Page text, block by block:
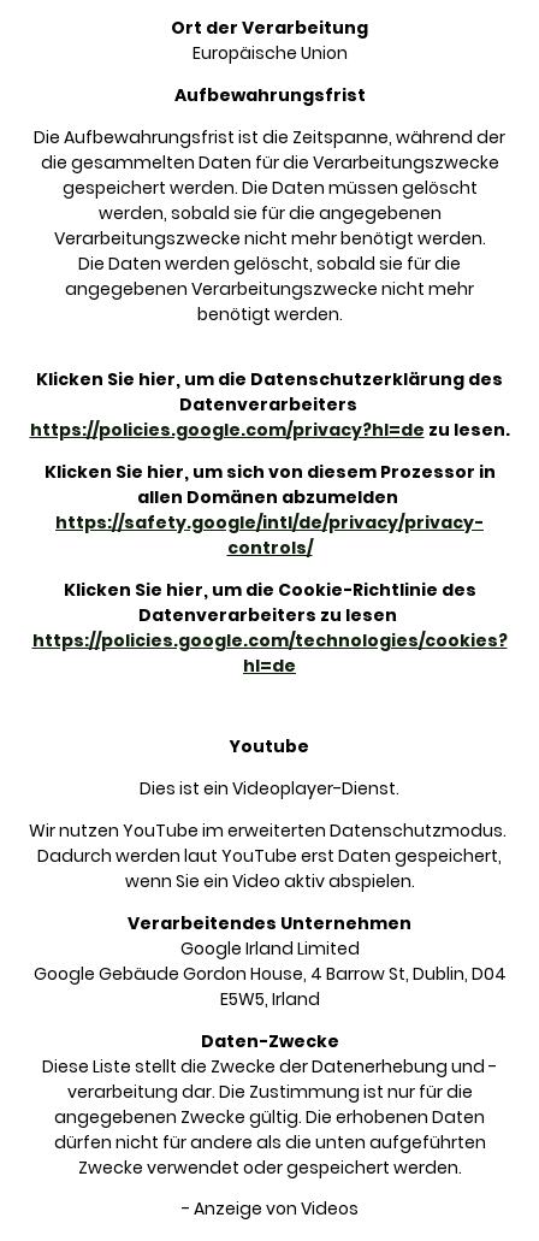
Ort der Verarbeitung
Europäische Union
Aufbewahrungsfrist
Die Aufbewahrungsfrist ist die Zeitspanne, während der
die gesammelten Daten für die Verarbeitungszwecke
gespeichert werden. Die Daten müssen gelöscht
werden, sobald sie für die angegebenen
Verarbeitungszwecke nicht mehr benötigt werden.
Die Daten werden gelöscht, sobald sie für die
angegebenen Verarbeitungszwecke nicht mehr
benötigt werden.
Klicken Sie hier, um die Datenschutzerklärung des
Datenverarbeiters
https://policies.google.com/privacy?hl=de zu lesen.
Klicken Sie hier, um sich von diesem Prozessor in
allen Domänen abzumelden
https://safety.google/intl/de/privacy/privacy-
controls/
Klicken Sie hier, um die Cookie-Richtlinie des
Datenverarbeiters zu lesen
https://policies.google.com/technologies/cookies?
hl=de
Youtube
Dies ist ein Videoplayer-Dienst.
Wir nutzen YouTube im erweiterten Datenschutzmodus.
Dadurch werden laut YouTube erst Daten gespeichert,
wenn Sie ein Video aktiv abspielen.
Verarbeitendes Unternehmen
Google Irland Limited
Google Gebäude Gordon House, 4 Barrow St, Dublin, D04
E5W5, Irland
Daten-Zwecke
Diese Liste stellt die Zwecke der Datenerhebung und -
verarbeitung dar. Die Zustimmung ist nur für die
angegebenen Zwecke gültig. Die erhobenen Daten
dürfen nicht für andere als die unten aufgeführten
Zwecke verwendet oder gespeichert werden.
- Anzeige von Videos